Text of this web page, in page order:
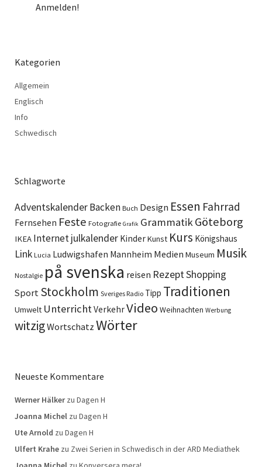
Kategorien
Allgemein
Englisch
Info
Schwedisch
Schlagworte
AdventskalenderBacken Buch Design Essen Fahrrad
Fernsehen Feste Fotografie Grafik Grammatik Göteborg
IKEA Internetjulkalender KinderKunst Kurs Königshaus
Link Lucia Ludwigshafen Mannheim Medien Museum Musik
Nostalgie på svenska reisen RezeptShopping
Sport Stockholm Sveriges Radio Tipp Traditionen
Umwelt Unterricht VerkehrVideo Weihnachten Werbung
witzigWortschatz Wörter
Neueste Kommentare
Werner Hälkerzu Dagen H
Joanna Michel zu Dagen H
Ute Arnold zu Dagen H
Ulfert Krahe zu Zwei Serien in Schwedisch in der ARD Mediathek